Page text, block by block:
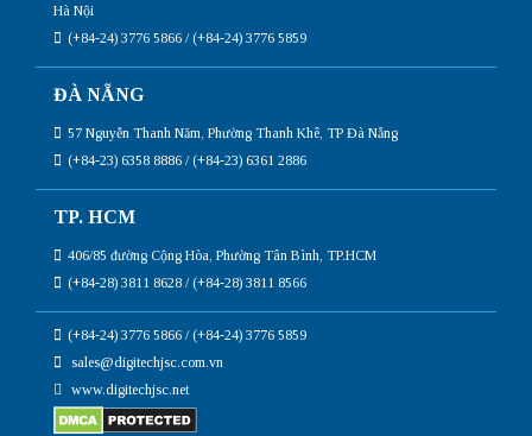
Hà Nội
(+84-24) 3776 5866 / (+84-24) 3776 5859
ĐÀ NẴNG
57 Nguyễn Thanh Năm, Phường Thanh Khê, TP Đà Nẵng
(+84-23) 6358 8886 / (+84-23) 6361 2886
TP. HCM
406/85 đường Cộng Hòa, Phường Tân Bình, TP.HCM
(+84-28) 3811 8628 / (+84-28) 3811 8566
(+84-24) 3776 5866 / (+84-24) 3776 5859
sales@digitechjsc.com.vn
www.digitechjsc.net